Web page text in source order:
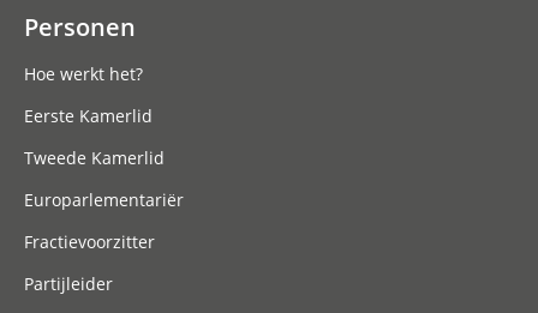
Personen
Hoe werkt het?
Eerste Kamerlid
Tweede Kamerlid
Europarlementariër
Fractievoorzitter
Partijleider